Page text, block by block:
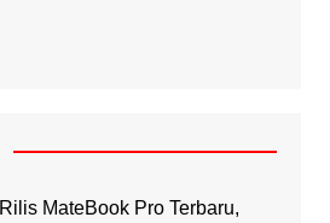
Rilis MateBook Pro Terbaru,